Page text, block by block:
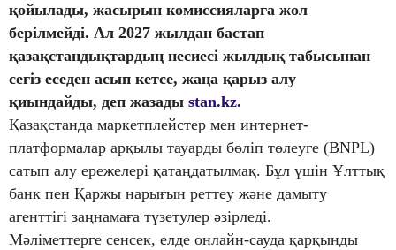
қойылады, жасырын комиссияларға жол
берілмейді. Ал 2027 жылдан бастап
қазақстандықтардың несиесі жылдық табысынан
сегіз еседен асып кетсе, жаңа қарыз алу
қиындайды, деп жазады stan.kz.
Қазақстанда маркетплейстер мен интернет-
платформалар арқылы тауарды бөліп төлеуге (BNPL)
сатып алу ережелері қатаңдатылмақ. Бұл үшін Ұлттық
банк пен Қаржы нарығын реттеу және дамыту
агенттігі заңнамаға түзетулер әзірледі.
Мәліметтерге сенсек, елде онлайн-сауда қарқынды